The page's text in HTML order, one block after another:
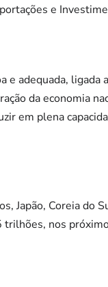
e
adequada,
da economia
em plena
Japão, Coreia do
nos